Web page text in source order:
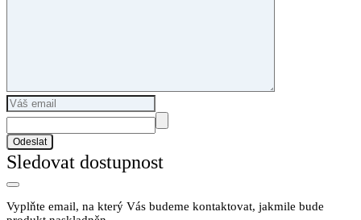
Odeslat
Sledovat dostupnost
Vyplňte email, na který Vás budeme kontaktovat, jakmile bude